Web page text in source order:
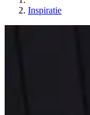
Inspiratie